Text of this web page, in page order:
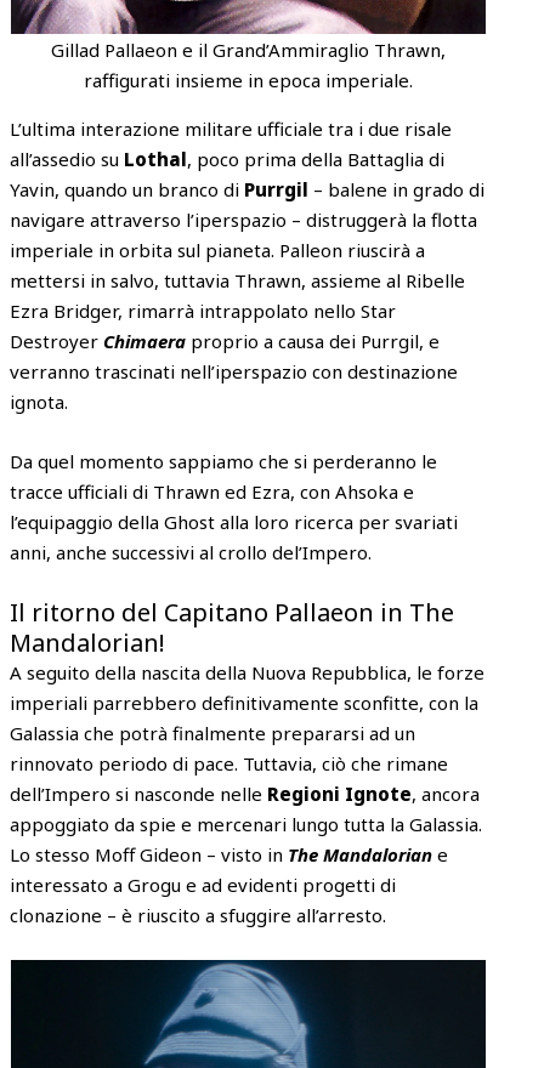
Gillad Pallaeon e il Grand’Ammiraglio Thrawn,
raffigurati insieme in epoca imperiale.
L’ultima interazione militare ufficiale tra i due risale
all’assedio su Lothal, poco prima della Battaglia di
Yavin, quando un branco di Purrgil – balene in grado di
navigare attraverso l’iperspazio – distruggerà la flotta
imperiale in orbita sul pianeta. Palleon riuscirà a
mettersi in salvo, tuttavia Thrawn, assieme al Ribelle
Ezra Bridger, rimarrà intrappolato nello Star
Destroyer Chimaera proprio a causa dei Purrgil, e
verranno trascinati nell’iperspazio con destinazione
ignota.
Da quel momento sappiamo che si perderanno le
tracce ufficiali di Thrawn ed Ezra, con Ahsoka e
l’equipaggio della Ghost alla loro ricerca per svariati
anni, anche successivi al crollo del’Impero.
Il ritorno del Capitano Pallaeon in The
Mandalorian!
A seguito della nascita della Nuova Repubblica, le forze
imperiali parrebbero definitivamente sconfitte, con la
Galassia che potrà finalmente prepararsi ad un
rinnovato periodo di pace. Tuttavia, ciò che rimane
dell’Impero si nasconde nelle Regioni Ignote, ancora
appoggiato da spie e mercenari lungo tutta la Galassia.
Lo stesso Moff Gideon – visto in The Mandaloriane
interessato a Grogu e ad evidenti progetti di
clonazione – è riuscito a sfuggire all’arresto.